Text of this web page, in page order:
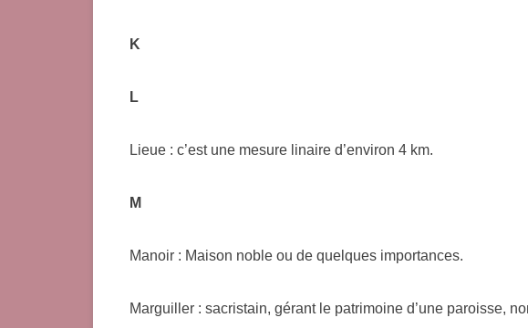
K
L
Lieue : c’est une mesure linaire d’environ 4 km.
M
Manoir : Maison noble ou de quelques importances.
Marguiller : sacristain, gérant le patrimoine d’une paroisse,